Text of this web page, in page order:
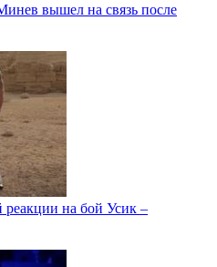
вышел на связь после
реакции на бой Усик –